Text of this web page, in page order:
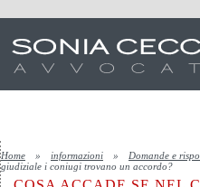
Home » informazioni »
Domande e
giudiziale i coniugi trovano un accordo?